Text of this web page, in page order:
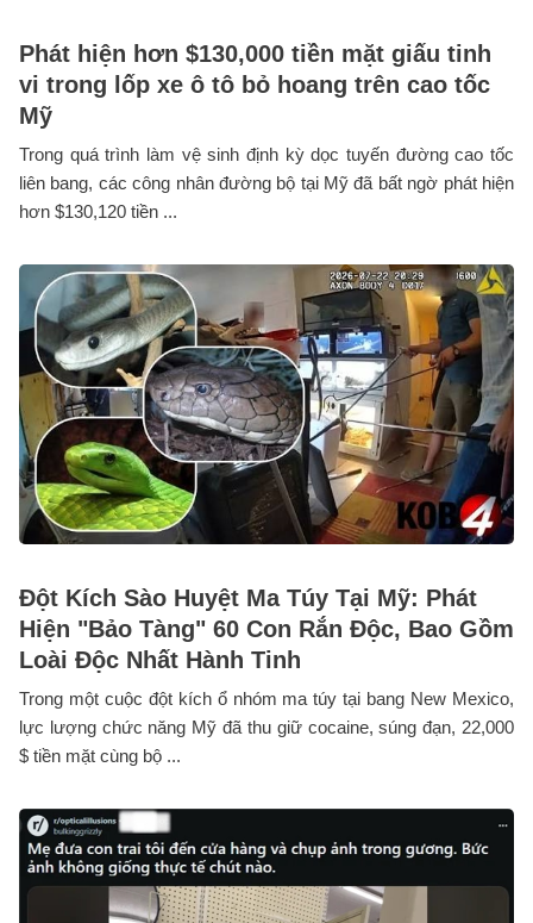
Phát hiện hơn $130,000 tiền mặt giấu tinh
vi trong lốp xe ô tô bỏ hoang trên cao tốc
Mỹ
Trong quá trình làm vệ sinh định kỳ dọc tuyến đường cao tốc
liên bang, các công nhân đường bộ tại Mỹ đã bất ngờ phát hiện
hơn $130,120 tiền ...
Đột Kích Sào Huyệt Ma Túy Tại Mỹ: Phát
Hiện "Bảo Tàng" 60 Con Rắn Độc, Bao Gồm
Loài Độc Nhất Hành Tinh
Trong một cuộc đột kích ổ nhóm ma túy tại bang New Mexico,
lực lượng chức năng Mỹ đã thu giữ cocaine, súng đạn, 22,000
$ tiền mặt cùng bộ ...